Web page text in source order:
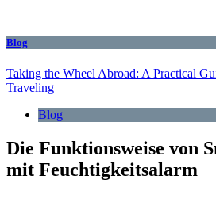
Blog
Taking the Wheel Abroad: A Practical
Traveling
Blog
Die Funktionsweise von
mit Feuchtigkeitsalarm